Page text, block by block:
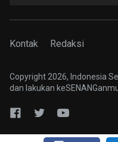
Kontak Redaksi
Copyright 2026, Indonesia
dan lakukan